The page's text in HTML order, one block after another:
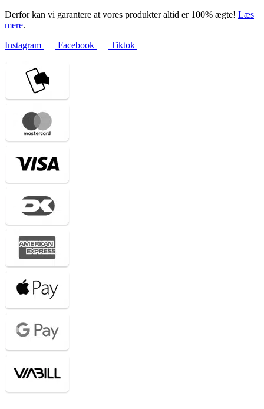
Derfor kan vi garantere at vores produkter altid er 100% ægte! Læs
mere.
Instagram
Facebook Tiktok